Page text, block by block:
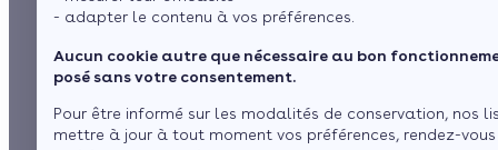
- adapter le contenu à vos préférences.
Aucun cookie autre que nécessaire au bon
posé sans votre consentement.
Pour être informé sur les modalités de conservation, nos
mettre à jour à tout moment vos préférences, rendez-
Sommaire
La pompe à chaleur à basse température, économique et